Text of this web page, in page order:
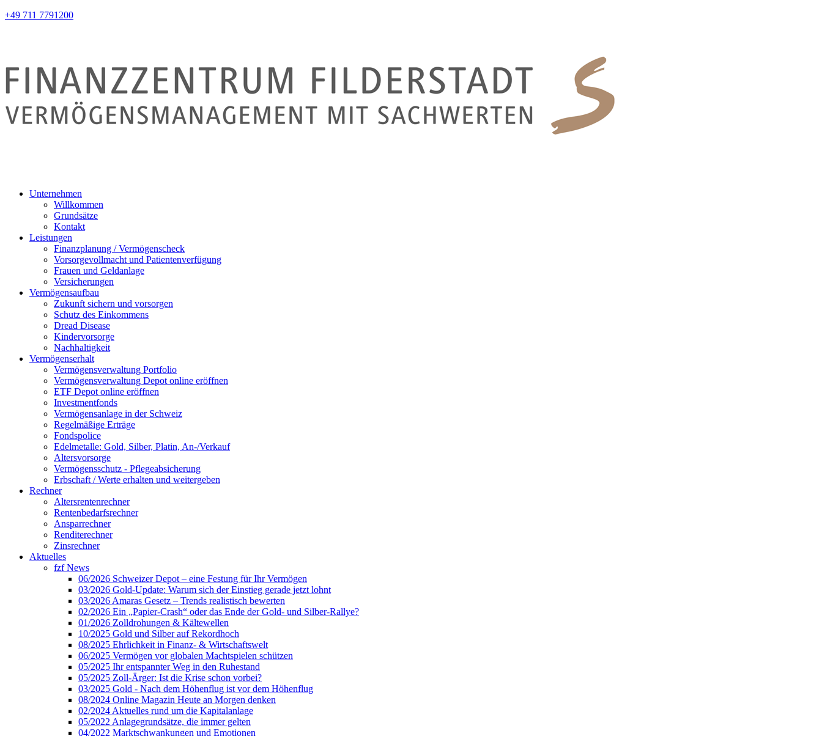
+49 711 7791200
Unternehmen
Willkommen
Grundsätze
Kontakt
Leistungen
Finanzplanung / Vermögenscheck
Vorsorgevollmacht und Patientenverfügung
Frauen und Geldanlage
Versicherungen
Vermögensaufbau
Zukunft sichern und vorsorgen
Schutz des Einkommens
Dread Disease
Kindervorsorge
Nachhaltigkeit
Vermögenserhalt
Vermögensverwaltung Portfolio
Vermögensverwaltung Depot online eröffnen
ETF Depot online eröffnen
Investmentfonds
Vermögensanlage in der Schweiz
Regelmäßige Erträge
Fondspolice
Edelmetalle: Gold, Silber, Platin, An-/Verkauf
Altersvorsorge
Vermögensschutz - Pflegeabsicherung
Erbschaft / Werte erhalten und weitergeben
Rechner
Altersrentenrechner
Rentenbedarfsrechner
Ansparrechner
Renditerechner
Zinsrechner
Aktuelles
fzf News
06/2026 Schweizer Depot – eine Festung für Ihr Vermögen
03/2026 Gold-Update: Warum sich der Einstieg gerade jetzt lohnt
03/2026 Amaras Gesetz – Trends realistisch bewerten
02/2026 Ein „Papier-Crash“ oder das Ende der Gold- und Silber-Rallye?
01/2026 Zolldrohungen & Kältewellen
10/2025 Gold und Silber auf Rekordhoch
08/2025 Ehrlichkeit in Finanz- & Wirtschaftswelt
06/2025 Vermögen vor globalen Machtspielen schützen
05/2025 Ihr entspannter Weg in den Ruhestand
05/2025 Zoll-Ärger: Ist die Krise schon vorbei?
03/2025 Gold - Nach dem Höhenflug ist vor dem Höhenflug
08/2024 Online Magazin Heute an Morgen denken
02/2024 Aktuelles rund um die Kapitalanlage
05/2022 Anlagegrundsätze, die immer gelten
04/2022 Marktschwankungen und Emotionen